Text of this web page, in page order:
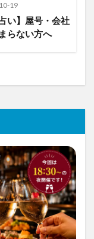
19
い】屋号・会社
らない方へ